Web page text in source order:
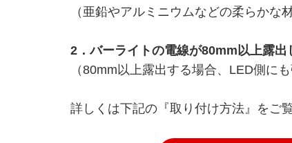
（亜鉛やアルミニウムなどの柔らかな
2．バーライトの電線が80mm以上露出
（80mm以上露出する場合、LED側に
詳しくは下記の『取り付け方法』をご